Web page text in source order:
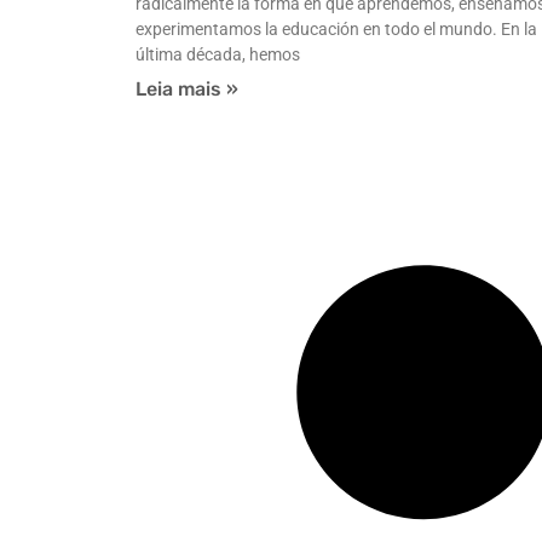
experimentamos la educación en todo el mundo. En la
última década, hemos
Leia mais »